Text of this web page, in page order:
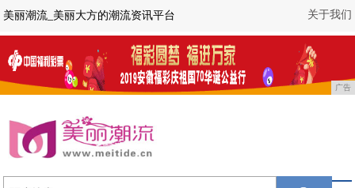
关于我们
美丽潮流_美丽大方的潮流资讯平台
广告